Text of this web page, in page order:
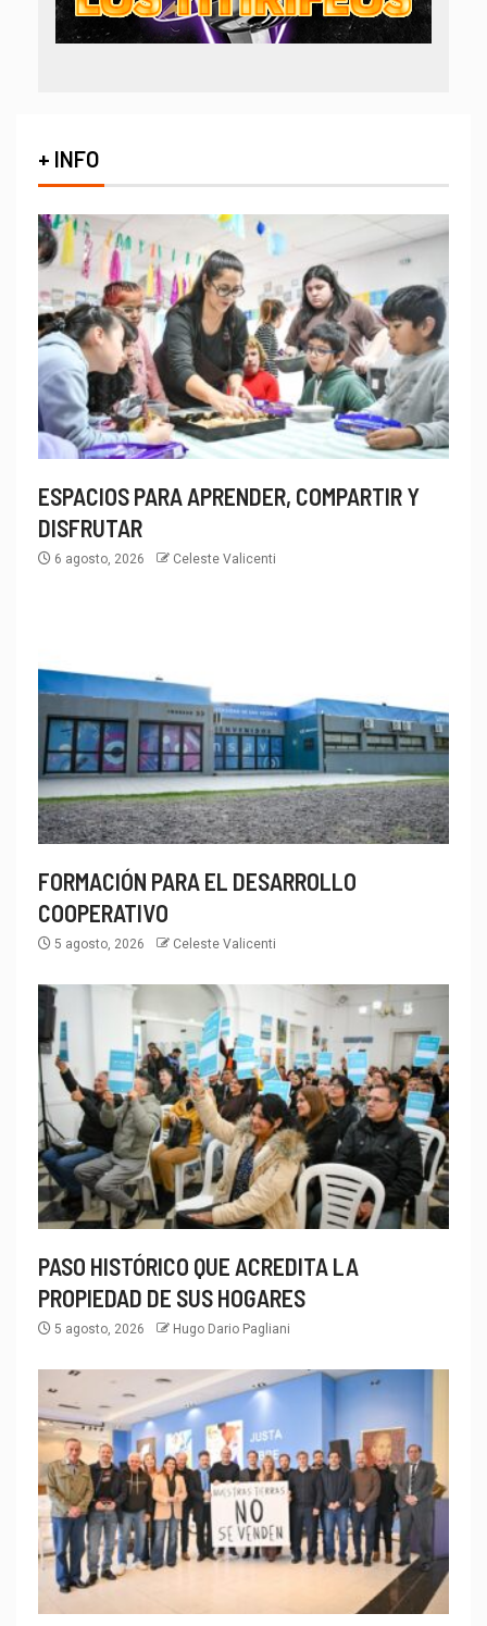
+ INFO
ESPACIOS PARA APRENDER, COMPARTIR Y
DISFRUTAR
6 agosto, 2026 Celeste Valicenti
FORMACIÓN PARA EL DESARROLLO
COOPERATIVO
5 agosto, 2026 Celeste Valicenti
PASO HISTÓRICO QUE ACREDITA LA
PROPIEDAD DE SUS HOGARES
5 agosto, 2026 Hugo Dario Pagliani